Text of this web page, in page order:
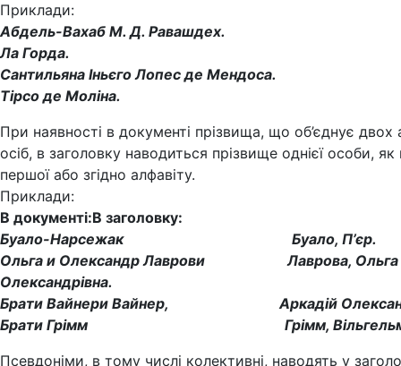
Приклади:
Абдель-Вахаб М. Д. Равашдех.
Ла Горда.
Сантильяна Іньєго Лопес де Мендоса.
Тірсо де Моліна.
При наявності в документі прізвища, що об’єднує двох
осіб, в заголовку наводиться прізвище однієї особи,
першої або згідно алфавіту.
Приклади:
В документі:В заголовку:
Буало-Нарсежак Буало, П’єр.
Ольга и Олександр Лаврови Лаврова, Ольга
Олександрівна.
Брати Вайнери Вайнер, Аркадій
Брати Грімм Грімм,
Псевдоніми, в тому числі колективні, наводять у